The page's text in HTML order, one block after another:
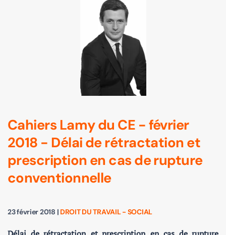
Cahiers Lamy du CE - février
2018 - Délai de rétractation et
prescription en cas de rupture
conventionnelle
23 février 2018 | DROIT DU TRAVAIL - SOCIAL